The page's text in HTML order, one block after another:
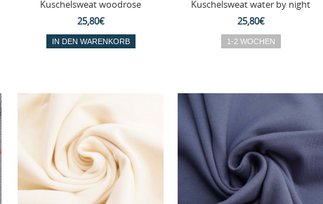
Kuschelsweat woodrose
25,80€
Kuschelsweat water by night
25,80€